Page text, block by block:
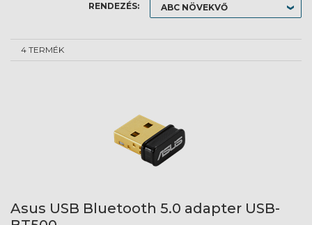
RENDEZÉS:
4 TERMÉK
Asus USB Bluetooth 5.0 adapter USB-